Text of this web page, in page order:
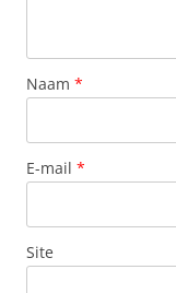
Naam *
E-mail *
Site